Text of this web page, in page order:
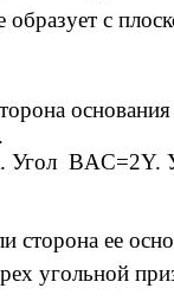
с
BAC=2Y.
ее
угольной